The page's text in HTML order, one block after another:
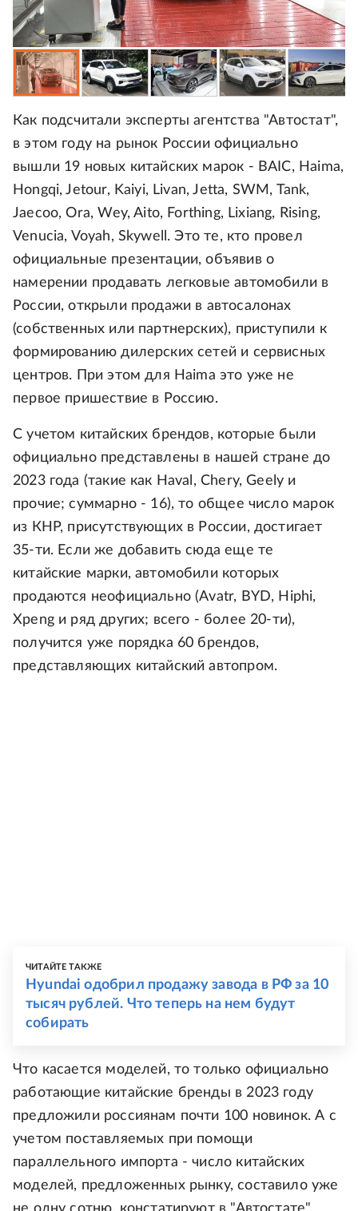
Как подсчитали эксперты агентства "Автостат",
в этом году на рынок России официально
вышли 19 новых китайских марок - BAIC, Haima,
Hongqi, Jetour, Kaiyi, Livan, Jetta, SWM, Tank,
Jaecoo, Ora, Wey, Aito, Forthing, Lixiang, Rising,
Venucia, Voyah, Skywell. Это те, кто провел
официальные презентации, объявив о
намерении продавать легковые автомобили в
России, открыли продажи в автосалонах
(собственных или партнерских), приступили к
формированию дилерских сетей и сервисных
центров. При этом для Haima это уже не
первое пришествие в Россию.
С учетом китайских брендов, которые были
официально представлены в нашей стране до
2023 года (такие как Haval, Chery, Geely и
прочие; суммарно - 16), то общее число марок
из КНР, присутствующих в России, достигает
35-ти. Если же добавить сюда еще те
китайские марки, автомобили которых
продаются неофициально (Avatr, BYD, Hiphi,
Xpeng и ряд других; всего - более 20-ти),
получится уже порядка 60 брендов,
представляющих китайский автопром.
ЧИТАЙТЕ ТАКЖЕ
Hyundai одобрил продажу завода в РФ за 10
тысяч рублей. Что теперь на нем будут
собирать
Что касается моделей, то только официально
работающие китайские бренды в 2023 году
предложили россиянам почти 100 новинок. А с
учетом поставляемых при помощи
параллельного импорта - число китайских
моделей, предложенных рынку, составило уже